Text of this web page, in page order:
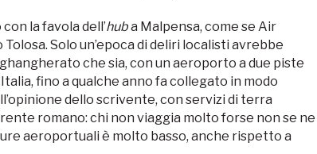
la favola dell’huba Malpensa, come se Air
Tolosa. Solo un’epoca di deliri localisti avrebbe
che sia, con un aeroporto a due piste
fino a qualche anno fa collegato in modo
dello scrivente, con servizi di terra
romano: chi non viaggia molto forse non se ne
aeroportuali è molto basso, anche rispetto a